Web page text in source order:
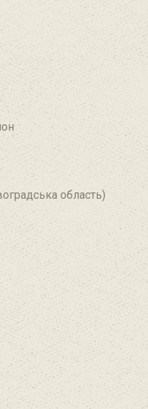
область)